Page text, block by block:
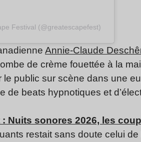
Festival (@greatescapefest)
Annie-Claude
de crème fouettée à la
public sur scène dans une
de beats hypnotiques et
: Nuits sonores 2026, les
restait sans doute celui